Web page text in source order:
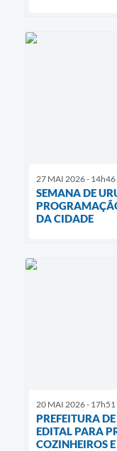
27 MAI 2026 - 14h46
SEMANA DE
DA CIDADE
20 MAI 2026 - 17h51
PREFEITURA
EDITAL PARA
COZINHEIROS